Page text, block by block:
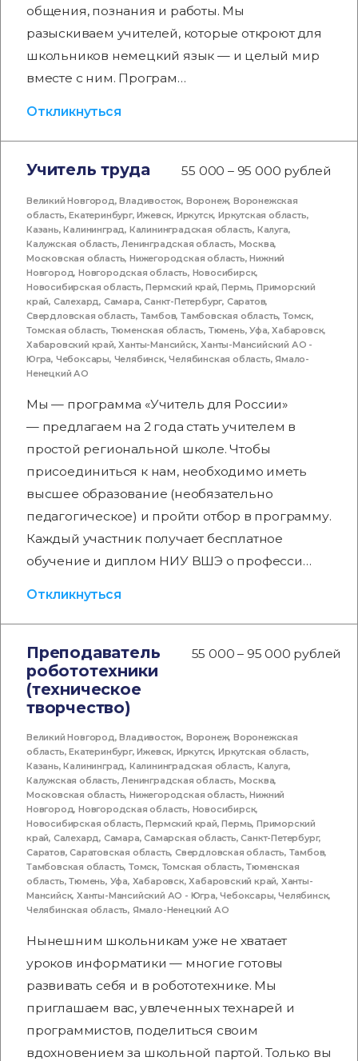
общения, познания и работы. Мы
разыскиваем учителей, которые откроют для
школьников немецкий язык — и целый мир
вместе с ним. Програм…
Откликнуться
Учитель труда 55 000 – 95 000 рублей
Великий Новгород,Владивосток, Воронеж,Воронежская
область,Екатеринбург,Ижевск, Иркутск,Иркутская область,
Казань,Калининград, Калининградская область, Калуга,
Калужская область,Ленинградская область, Москва,
Московская область,Нижегородская область,Нижний
Новгород,Новгородская область, Новосибирск,
Новосибирская область,Пермский край,Пермь,Приморский
край, Салехард, Самара,Санкт-Петербург, Саратов,
Свердловская область, Тамбов,Тамбовская область,Томск,
Томская область, Тюменская область, Тюмень,Уфа,Хабаровск,
Хабаровский край,Ханты-Мансийск,Ханты-Мансийский АО -
Югра, Чебоксары, Челябинск,Челябинская область,Ямало-
Ненецкий АО
Мы — программа «Учитель для России»
— предлагаем на 2 года стать учителем в
простой региональной школе. Чтобы
присоединиться к нам, необходимо иметь
высшее образование (необязательно
педагогическое) и пройти отбор в программу.
Каждый участник получает бесплатное
обучение и диплом НИУ ВШЭ о професси…
Откликнуться
Преподаватель
робототехники
(техническое
творчество)
55 000 – 95 000 рублей
Великий Новгород,Владивосток, Воронеж,Воронежская
область,Екатеринбург,Ижевск, Иркутск,Иркутская область,
Казань,Калининград, Калининградская область, Калуга,
Калужская область,Ленинградская область, Москва,
Московская область,Нижегородская область,Нижний
Новгород,Новгородская область, Новосибирск,
Новосибирская область,Пермский край,Пермь,Приморский
край, Салехард, Самара,Самарская область,Санкт-Петербург,
Саратов,Саратовская область,Свердловская область, Тамбов,
Тамбовская область,Томск, Томская область,Тюменская
область,Тюмень, Уфа, Хабаровск,Хабаровский край, Ханты-
Мансийск,Ханты-Мансийский АО - Югра,Чебоксары,Челябинск,
Челябинская область, Ямало-Ненецкий АО
Нынешним школьникам уже не хватает
уроков информатики — многие готовы
развивать себя и в робототехнике. Мы
приглашаем вас, увлеченных технарей и
программистов, поделиться своим
вдохновением за школьной партой. Только вы